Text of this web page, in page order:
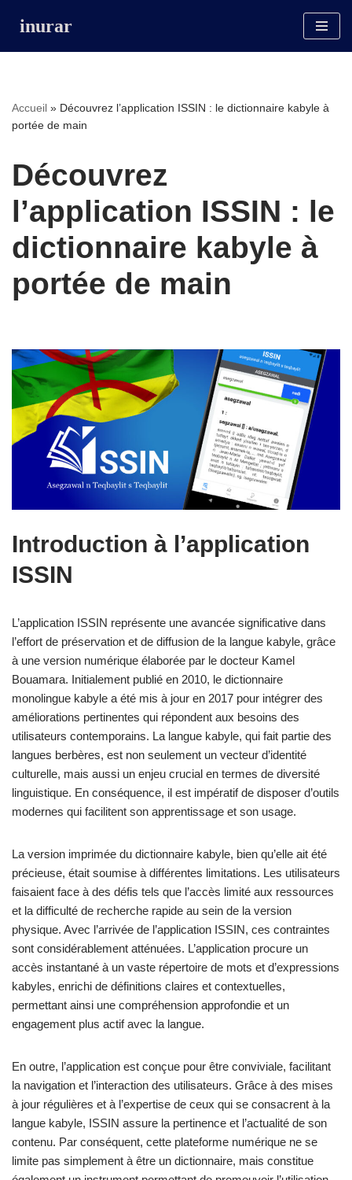
inurar
Accueil » Découvrez l’application ISSIN : le dictionnaire kabyle à
portée de main
Découvrez
l’application ISSIN : le
dictionnaire kabyle à
portée de main
Introduction à l’application
ISSIN
L’application ISSIN représente une avancée significative dans
l’effort de préservation et de diffusion de la langue kabyle, grâce
à une version numérique élaborée par le docteur Kamel
Bouamara. Initialement publié en 2010, le dictionnaire
monolingue kabyle a été mis à jour en 2017 pour intégrer des
améliorations pertinentes qui répondent aux besoins des
utilisateurs contemporains. La langue kabyle, qui fait partie des
langues berbères, est non seulement un vecteur d’identité
culturelle, mais aussi un enjeu crucial en termes de diversité
linguistique. En conséquence, il est impératif de disposer d’outils
modernes qui facilitent son apprentissage et son usage.
La version imprimée du dictionnaire kabyle, bien qu’elle ait été
précieuse, était soumise à différentes limitations. Les utilisateurs
faisaient face à des défis tels que l’accès limité aux ressources
et la difficulté de recherche rapide au sein de la version
physique. Avec l’arrivée de l’application ISSIN, ces contraintes
sont considérablement atténuées. L’application procure un
accès instantané à un vaste répertoire de mots et d’expressions
kabyles, enrichi de définitions claires et contextuelles,
permettant ainsi une compréhension approfondie et un
engagement plus actif avec la langue.
En outre, l’application est conçue pour être conviviale, facilitant
la navigation et l’interaction des utilisateurs. Grâce à des mises
à jour régulières et à l’expertise de ceux qui se consacrent à la
langue kabyle, ISSIN assure la pertinence et l’actualité de son
contenu. Par conséquent, cette plateforme numérique ne se
limite pas simplement à être un dictionnaire, mais constitue